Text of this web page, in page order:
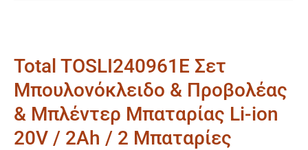
Total TOSLI240961E Σετ
Μπουλονόκλειδο & Προβολέας
& Μπλέντερ Μπαταρίας Li-ion
20V / 2Ah / 2 Μπαταρίες